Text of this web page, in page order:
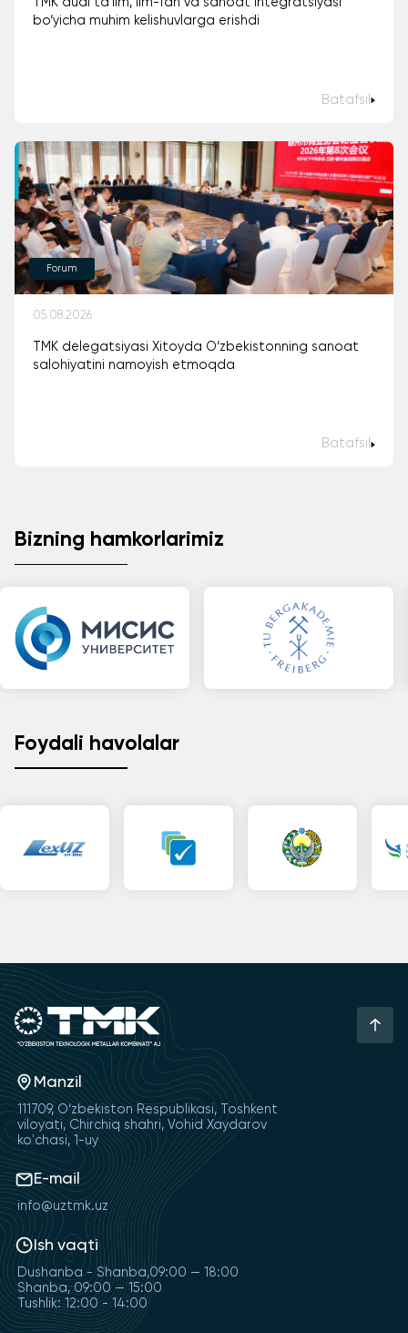
TMK dual ta'lim, ilm-fan va sanoat integratsiyasi
bo‘yicha muhim kelishuvlarga erishdi
Batafsil
Forum
05.08.2026
TMK delegatsiyasi Xitoyda O‘zbekistonning sanoat
salohiyatini namoyish etmoqda
Batafsil
Bizning hamkorlarimiz
Foydali havolalar
Manzil
111709, O‘zbekiston Respublikasi, Toshkent
viloyati, Chirchiq shahri, Vohid Xaydarov
ko'chasi, 1-uy
E-mail
info@uztmk.uz
Ish vaqti
Dushanba - Shanba,09:00 — 18:00
Shanba, 09:00 — 15:00
Tushlik: 12:00 - 14:00